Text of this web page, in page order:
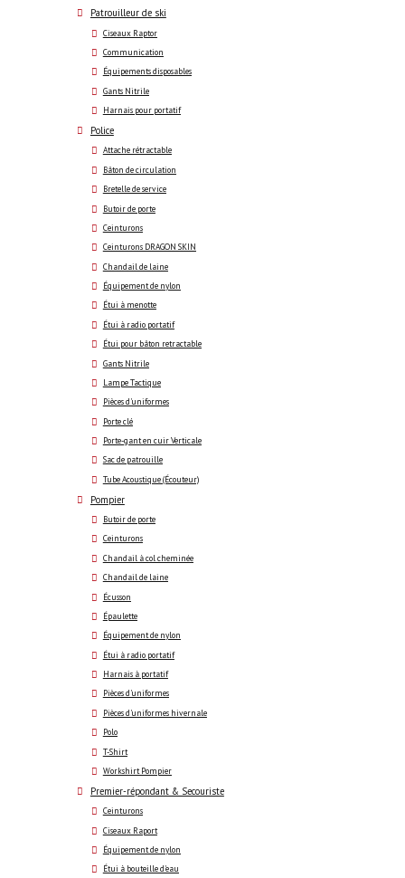
Patrouilleur de ski
Ciseaux Raptor
Communication
Équipements disposables
Gants Nitrile
Harnais pour portatif
Police
Attache rétractable
Bâton de circulation
Bretelle de service
Butoir de porte
Ceinturons
Ceinturons DRAGON SKIN
Chandail de laine
Équipement de nylon
Étui à menotte
Étui à radio portatif
Étui pour bâton retractable
Gants Nitrile
Lampe Tactique
Pièces d'uniformes
Porte clé
Porte-gant en cuir Verticale
Sac de patrouille
Tube Acoustique (Écouteur)
Pompier
Butoir de porte
Ceinturons
Chandail à col cheminée
Chandail de laine
Écusson
Épaulette
Équipement de nylon
Étui à radio portatif
Harnais à portatif
Pièces d'uniformes
Pièces d'uniformes hivernale
Polo
T-Shirt
Workshirt Pompier
Premier-répondant & Secouriste
Ceinturons
Ciseaux Raport
Équipement de nylon
Étui à bouteille d'eau